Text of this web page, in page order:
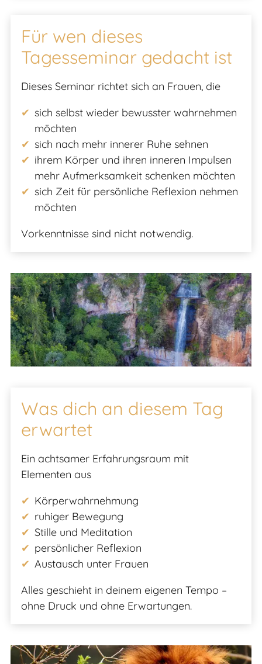
Für wen dieses
Tagesseminar gedacht ist
Dieses Seminar richtet sich an Frauen, die
sich selbst wieder bewusster wahrnehmen
möchten
sich nach mehr innerer Ruhe sehnen
ihrem Körper und ihren inneren Impulsen
mehr Aufmerksamkeit schenken möchten
sich Zeit für persönliche Reflexion nehmen
möchten
Vorkenntnisse sind nicht notwendig.
Was dich an diesem Tag
erwartet
Ein achtsamer Erfahrungsraum mit
Elementen aus
Körperwahrnehmung
ruhiger Bewegung
Stille und Meditation
persönlicher Reflexion
Austausch unter Frauen
Alles geschieht in deinem eigenen Tempo –
ohne Druck und ohne Erwartungen.